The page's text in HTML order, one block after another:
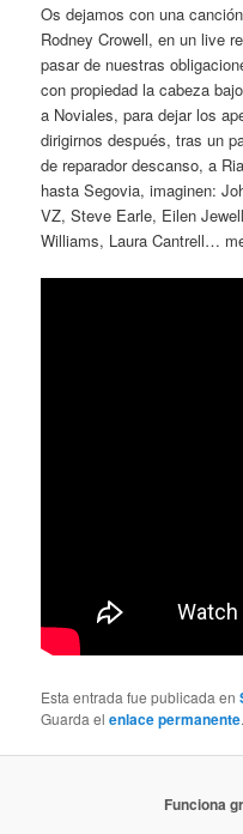
Os dejamos con una
Rodney Crowell, en un live
pasar de nuestras
con propiedad la cabeza
a Noviales, para dejar los
dirigirnos después, tras un
de reparador descanso, a
hasta Segovia, imaginen:
VZ, Steve Earle, Eilen
Williams, Laura Cantrell…
Esta entrada fue publicada en
Guarda elenlace permanente.
Funciona